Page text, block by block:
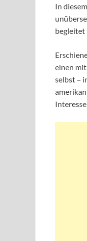
In
begleitet
einen
selbst –